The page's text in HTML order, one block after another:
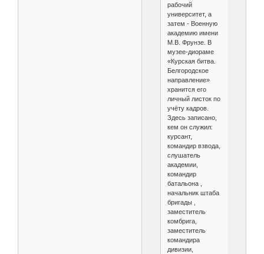
рабочий
университет, а
затем - Военную
академию имени
М.В. Фрунзе. В
музее-диораме
«Курская битва.
Белгород­ское
направление»
хранится его
личный листок по
учёту кадров.
Здесь записано,
кем он служил:
курсант,
командир взвода,
слушатель
академии,
командир
батальо­на ,
начальник штаба
бригады ,
заместитель
комбрига,
заместитель
командира
дивизии,